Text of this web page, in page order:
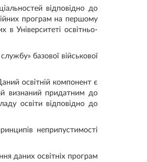
відповідно до
програм на першому
Університеті освітньо-
базової військової
освітній компонент є
визнаний придатним до
освіти відповідно до
неприпустимості
даних освітніх програм